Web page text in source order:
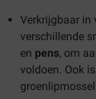
Verkrijgbaar in
verschillende
en pens, om
voldoen. Ook